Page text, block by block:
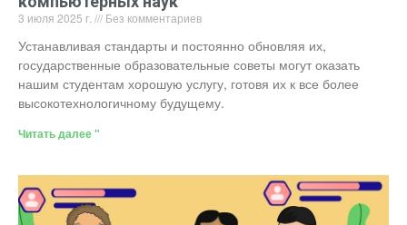
3 июля 2025 г. Без комментариев
Устанавливая стандарты и постоянно обновляя их,
государственные образовательные советы могут оказать
нашим студентам хорошую услугу, готовя их к все более
высокотехнологичному будущему.
Читать далее "